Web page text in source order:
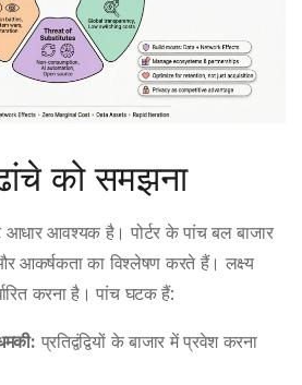
को समझना
आवश्यक है। पोर्टर के पांच बल बाजार
और आकर्षकता का विश्लेषण करते हैं। लक्ष्य
करना है। पांच घटक हैं:
प्रतिद्वंद्वियों के बाजार में प्रवेश करना